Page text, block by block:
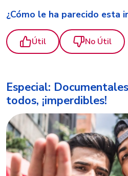
¿Cómo le ha parecido esta
Útil No Útil
Especial:
todos, ¡imperdibles!